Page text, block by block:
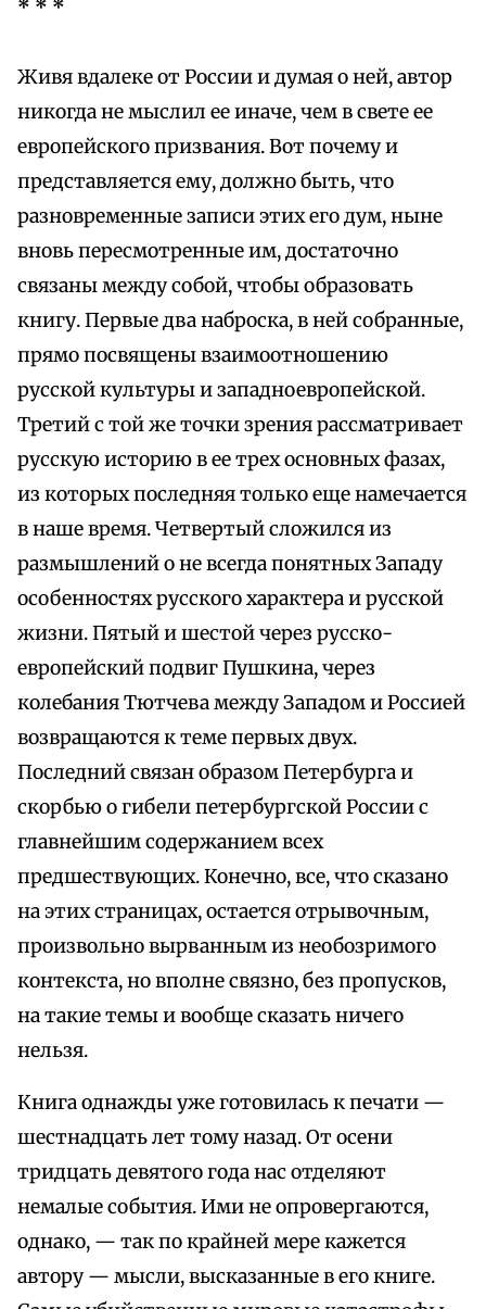
* * *
Живя вдалеке от России и думая о ней, автор
никогда не мыслил ее иначе, чем в свете ее
европейского призвания. Вот почему и
представляется ему, должно быть, что
разновременные записи этих его дум, ныне
вновь пересмотренные им, достаточно
связаны между собой, чтобы образовать
книгу. Первые два наброска, в ней собранные,
прямо посвящены взаимоотношению
русской культуры и западноевропейской.
Третий с той же точки зрения рассматривает
русскую историю в ее трех основных фазах,
из которых последняя только еще намечается
в наше время. Четвертый сложился из
размышлений о не всегда понятных Западу
особенностях русского характера и русской
жизни. Пятый и шестой через русско-
европейский подвиг Пушкина, через
колебания Тютчева между Западом и Россией
возвращаются к теме первых двух.
Последний связан образом Петербурга и
скорбью о гибели петербургской России с
главнейшим содержанием всех
предшествующих. Конечно, все, что сказано
на этих страницах, остается отрывочным,
произвольно вырванным из необозримого
контекста, но вполне связно, без пропусков,
на такие темы и вообще сказать ничего
нельзя.
Книга однажды уже готовилась к печати —
шестнадцать лет тому назад. От осени
тридцать девятого года нас отделяют
немалые события. Ими не опровергаются,
однако, — так по крайней мере кажется
автору — мысли, высказанные в его книге.